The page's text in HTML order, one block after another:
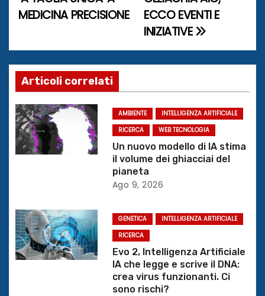
v
i
g
a
z
i
e
a
ECCO EVENTI E
INIZIATIVE
MEDICINA PRECISIONE
Articoli correlati
AMBIENTE
INTELLIGENZA ARTIFICIALE
RICERCA
WEB TECNOLOGIA
Un nuovo modello di IA stima
il volume dei ghiacciai del
pianeta
Ago 9, 2026
GENETICA
INTELLIGENZA ARTIFICIALE
RICERCA
Evo 2, Intelligenza Artificiale
IA che legge e scrive il DNA:
crea virus funzionanti. Ci
sono rischi?